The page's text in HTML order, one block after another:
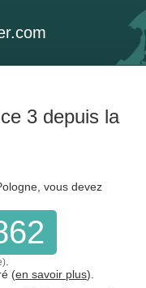
.com
3 depuis la
vous devez
.
(en savoir plus).